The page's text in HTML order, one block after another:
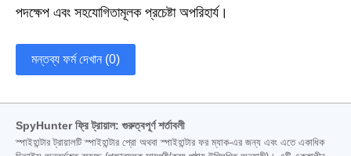
পদক্ষেপ এবং সহযোগিতামূলক প্রচেষ্টা অপরিহার্য।
মন্তব্য ফর্ম দেখান (0)
SpyHunter ফ্রি ট্রায়াল: গুরুত্বপূর্ণ শর্তাবলী
স্পাইহান্টার ট্রায়ালটি স্পাইহান্টার প্রো অথবা স্পাইহান্টার ফর ম্যাক-এর জন্য এবং এতে একাধিক